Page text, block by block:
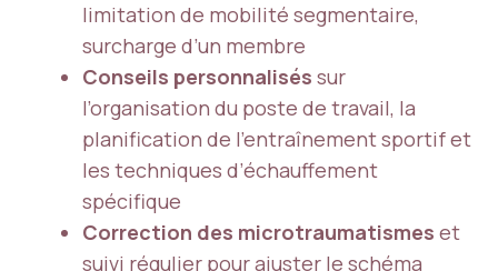
limitation de mobilité segmentaire,
surcharge d’un membre
Conseils personnalisés sur
l’organisation du poste de travail, la
planification de l’entraînement sportif et
les techniques d’échauffement
spécifique
Correction des microtraumatismes et
suivi régulier pour ajuster le schéma